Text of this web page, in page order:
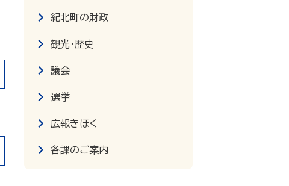
紀北町の財政
観光・歴史
議会
選挙
広報きほく
各課のご案内